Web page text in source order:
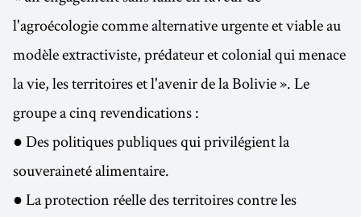
l'agroécologie comme alternative urgente et viable au
modèle extractiviste, prédateur et colonial qui menace
la vie, les territoires et l'avenir de la Bolivie ». Le
groupe a cinq revendications :
● Des politiques publiques qui privilégient la
souveraineté alimentaire.
● La protection réelle des territoires contre les